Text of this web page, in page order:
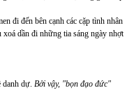
đi đến bên cạnh các cặp tình nhân
xoá dần đi những tia sáng ngày nhợt
dự. Bởi vậy, "bọn đạo đức"